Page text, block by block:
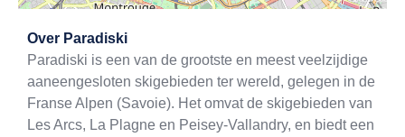
Over Paradiski
Paradiski is een van de grootste en meest veelzijdige
aaneengesloten skigebieden ter wereld, gelegen in de
Franse Alpen (Savoie). Het omvat de skigebieden van
Les Arcs, La Plagne en Peisey-Vallandry, en biedt een